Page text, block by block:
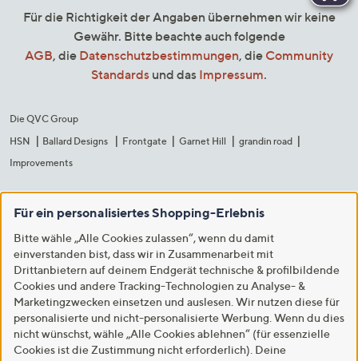
Für die Richtigkeit der Angaben übernehmen wir keine
Gewähr. Bitte beachte auch folgende
AGB, die Datenschutzbestimmungen, die Community
Standards und das Impressum.
Die QVC Group
HSN
Ballard Designs Frontgate Garnet Hill
grandin road
Improvements
Für ein personalisiertes Shopping-Erlebnis
Bitte wähle „Alle Cookies zulassen“, wenn du damit
einverstanden bist, dass wir in Zusammenarbeit mit
Drittanbietern auf deinem Endgerät technische & profilbildende
Cookies und andere Tracking-Technologien zu Analyse- &
Marketingzwecken einsetzen und auslesen. Wir nutzen diese für
personalisierte und nicht-personalisierte Werbung. Wenn du dies
nicht wünschst, wähle „Alle Cookies ablehnen“ (für essenzielle
Cookies ist die Zustimmung nicht erforderlich). Deine